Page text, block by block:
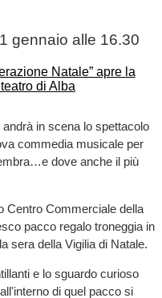
gennaio alle 16.30
in scena lo spettacolo
commedia musicale per
dove anche il più
Centro Commerciale della
pacco regalo troneggia in
sera della Vigilia di Natale.
e lo sguardo curioso
di quel pacco si